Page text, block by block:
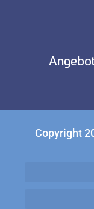
Copyright